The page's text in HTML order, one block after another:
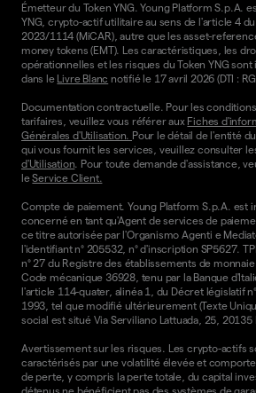
Émetteur du Token YNG. Young Platform S.p.A.
YNG, crypto-actif utilitaire au sens de l'article 4 du
2023/1114 (MiCAR), autre que les asset-
money tokens (EMT). Les caractéristiques, les
opérationnelles et les risques du Token YNG
dans le Livre Blanc notifié le 17 avril 2026 (DTI :
Documentation contractuelle. Pour les
tarifaires, veuillez vous référer aux Fiches
Générales d'Utilisation. Pour le détail de l'entité
qui vous fournit les services, veuillez consulter
d'Utilisation. Pour toute demande d'assistance,
leService Client.
Compte de paiement. Young Platform S.p.A. est
concerné en tant qu'Agent de services de
ce titre autorisée par l'Organismo Agenti e
l'identifiant n° 205532, n° d'inscription SP5627.
n° 27 du Registre des établissements de monnaie
Code mécanique 36928, tenu par la Banque
l'article 114-quater, alinéa 1, du Décret législatif
1993, tel que modifié ultérieurement (Texte
social est situé Via Serviliano Lattuada, 25, 20135
Avertissement sur les risques. Les crypto-actifs
caractérisés par une volatilité élevée et
de perte, y compris la perte totale, du capital
détenus ne bénéficient pas des systèmes de